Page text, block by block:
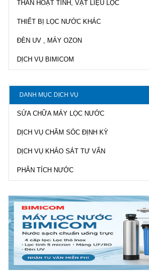
THAN HOẠT TÍNH, VẬT LIỆU LỌC
THIẾT BỊ LỌC NƯỚC KHÁC
ĐÈN UV , MÁY OZON
DỊCH VỤ BIMICOM
DANH MỤC DỊCH VỤ
SỬA CHỮA MÁY LỌC NƯỚC
DỊCH VỤ CHĂM SÓC ĐỊNH KỲ
DỊCH VỤ KHẢO SÁT TƯ VẤN
PHÂN TÍCH NƯỚC